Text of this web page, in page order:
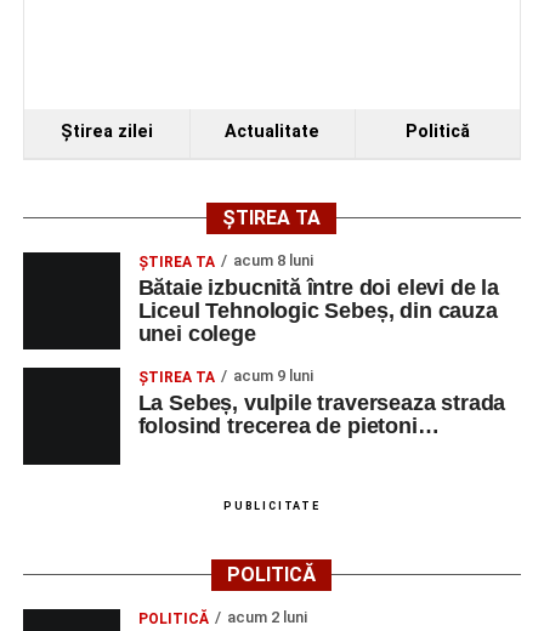
Ştirea zilei Actualitate Politică
ȘTIREA TA
ŞTIREA TA acum 8 luni
Bătaie izbucnită între doi elevi de la
Liceul Tehnologic Sebeș, din cauza
unei colege
ŞTIREA TA acum 9 luni
La Sebeș, vulpile traverseaza strada
folosind trecerea de pietoni…
PUBLICITATE
POLITICĂ
POLITICĂ acum 2 luni